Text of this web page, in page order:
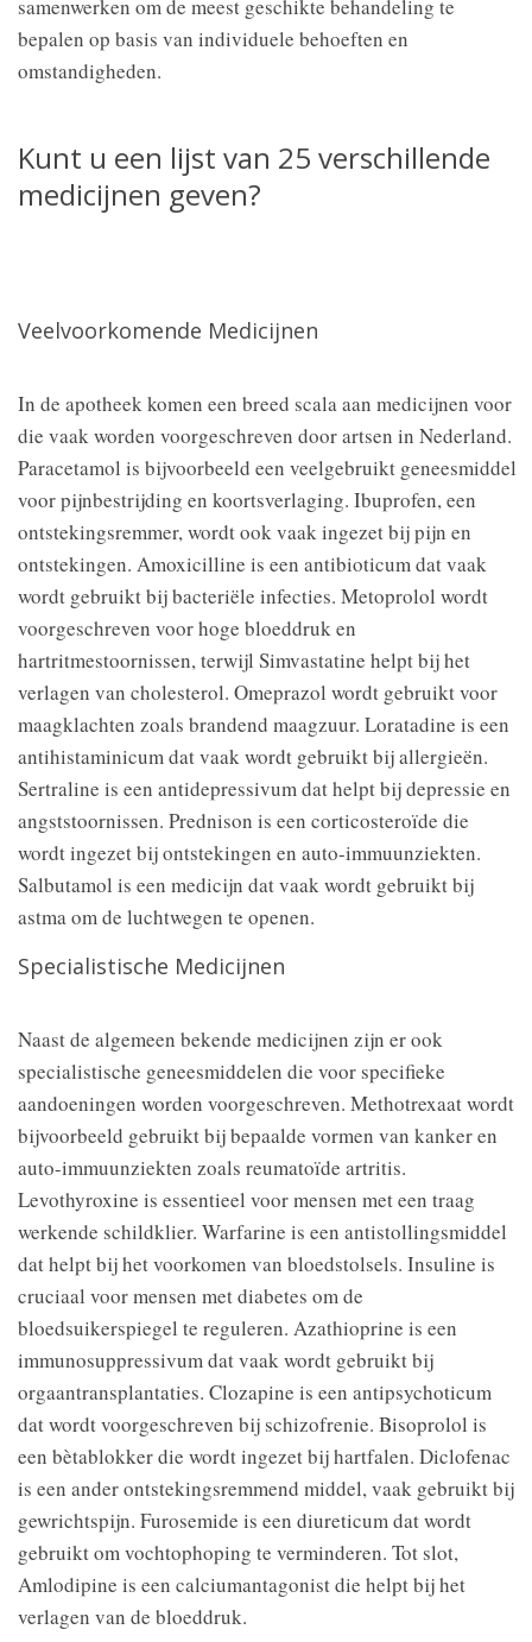
samenwerken om de meest geschikte behandeling te
bepalen op basis van individuele behoeften en
omstandigheden.
Kunt u een lijst van 25 verschillende
medicijnen geven?
Veelvoorkomende Medicijnen
In de apotheek komen een breed scala aan medicijnen voor
die vaak worden voorgeschreven door artsen in Nederland.
Paracetamol is bijvoorbeeld een veelgebruikt geneesmiddel
voor pijnbestrijding en koortsverlaging. Ibuprofen, een
ontstekingsremmer, wordt ook vaak ingezet bij pijn en
ontstekingen. Amoxicilline is een antibioticum dat vaak
wordt gebruikt bij bacteriële infecties. Metoprolol wordt
voorgeschreven voor hoge bloeddruk en
hartritmestoornissen, terwijl Simvastatine helpt bij het
verlagen van cholesterol. Omeprazol wordt gebruikt voor
maagklachten zoals brandend maagzuur. Loratadine is een
antihistaminicum dat vaak wordt gebruikt bij allergieën.
Sertraline is een antidepressivum dat helpt bij depressie en
angststoornissen. Prednison is een corticosteroïde die
wordt ingezet bij ontstekingen en auto-immuunziekten.
Salbutamol is een medicijn dat vaak wordt gebruikt bij
astma om de luchtwegen te openen.
Specialistische Medicijnen
Naast de algemeen bekende medicijnen zijn er ook
specialistische geneesmiddelen die voor specifieke
aandoeningen worden voorgeschreven. Methotrexaat wordt
bijvoorbeeld gebruikt bij bepaalde vormen van kanker en
auto-immuunziekten zoals reumatoïde artritis.
Levothyroxine is essentieel voor mensen met een traag
werkende schildklier. Warfarine is een antistollingsmiddel
dat helpt bij het voorkomen van bloedstolsels. Insuline is
cruciaal voor mensen met diabetes om de
bloedsuikerspiegel te reguleren. Azathioprine is een
immunosuppressivum dat vaak wordt gebruikt bij
orgaantransplantaties. Clozapine is een antipsychoticum
dat wordt voorgeschreven bij schizofrenie. Bisoprolol is
een bètablokker die wordt ingezet bij hartfalen. Diclofenac
is een ander ontstekingsremmend middel, vaak gebruikt bij
gewrichtspijn. Furosemide is een diureticum dat wordt
gebruikt om vochtophoping te verminderen. Tot slot,
Amlodipine is een calciumantagonist die helpt bij het
verlagen van de bloeddruk.